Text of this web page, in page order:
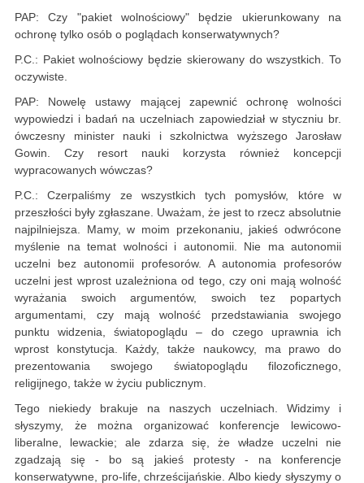
PAP: Czy "pakiet wolnościowy" będzie ukierunkowany na
ochronę tylko osób o poglądach konserwatywnych?
P.C.: Pakiet wolnościowy będzie skierowany do wszystkich. To
oczywiste.
PAP: Nowelę ustawy mającej zapewnić ochronę wolności
wypowiedzi i badań na uczelniach zapowiedział w styczniu br.
ówczesny minister nauki i szkolnictwa wyższego Jarosław
Gowin. Czy resort nauki korzysta również koncepcji
wypracowanych wówczas?
P.C.: Czerpaliśmy ze wszystkich tych pomysłów, które w
przeszłości były zgłaszane. Uważam, że jest to rzecz absolutnie
najpilniejsza. Mamy, w moim przekonaniu, jakieś odwrócone
myślenie na temat wolności i autonomii. Nie ma autonomii
uczelni bez autonomii profesorów. A autonomia profesorów
uczelni jest wprost uzależniona od tego, czy oni mają wolność
wyrażania swoich argumentów, swoich tez popartych
argumentami, czy mają wolność przedstawiania swojego
punktu widzenia, światopoglądu – do czego uprawnia ich
wprost konstytucja. Każdy, także naukowcy, ma prawo do
prezentowania swojego światopoglądu filozoficznego,
religijnego, także w życiu publicznym.
Tego niekiedy brakuje na naszych uczelniach. Widzimy i
słyszymy, że można organizować konferencje lewicowo-
liberalne, lewackie; ale zdarza się, że władze uczelni nie
zgadzają się - bo są jakieś protesty - na konferencje
konserwatywne, pro-life, chrześcijańskie. Albo kiedy słyszymy o